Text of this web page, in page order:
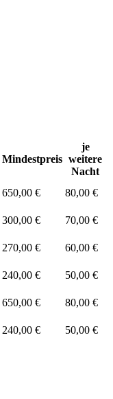
Mindestpreis
je
weitere
Nacht
650,00 €
80,00 €
300,00 €
70,00 €
270,00 €
60,00 €
240,00 €
50,00 €
650,00 €
80,00 €
240,00 € 50,00 €